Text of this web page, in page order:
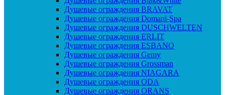
Душевые ограждения BRAVAT
Душевые ограждения Domani-Spa
Душевые ограждения DUSCHWELTEN
Душевые ограждения ERLIT
Душевые ограждения ESBANO
Душевые ограждения Gemy
Душевые ограждения Grossman
Душевые ограждения NIAGARA
Душевые ограждения ODA
Душевые ограждения ORANS